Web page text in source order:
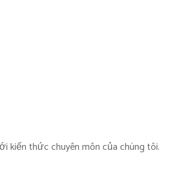
kiến thức chuyên môn của chúng tôi.